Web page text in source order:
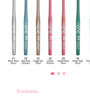
3 colores